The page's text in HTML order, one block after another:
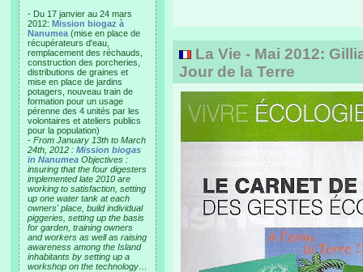
- Du 17 janvier au 24 mars
2012: Mission biogaz à
Nanumea (mise en place de
récupérateurs d'eau,
remplacement des réchauds,
construction des porcheries,
distributions de graines et
mise en place de jardins
potagers, nouveau train de
formation pour un usage
pérenne des 4 unités par les
volontaires et ateliers publics
pour la population)
- From January 13th to March
24th, 2012 : Mission biogas
in Nanumea Objectives :
insuring that the four digesters
implemented late 2010 are
working to satisfaction, setting
up one water tank at each
owners' place, build individual
piggeries, setting up the basis
for garden, training owners
and workers as well as raising
awareness among the Island
inhabitants by setting up a
workshop on the technology…
La Vie - Mai 2012:
Jour de la Terre